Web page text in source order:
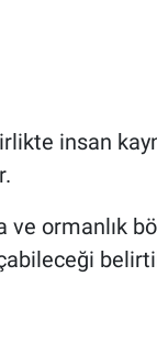
insan
ormanlık